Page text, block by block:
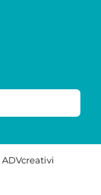
ADVcreativi